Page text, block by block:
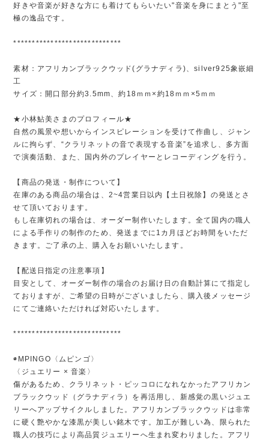
好きや音楽が好きな方にも着けてもらいたい"音楽を身にまとう"至
極の逸品です。
*****************************
素材：アフリカンブラックウッド(グラナディラ)、silver925象嵌細
工
サイズ：開口部分約3.5mm、約18ｍｍ×約18ｍｍ×5ｍｍ
★小林鮎美さまのプロフィール★
自然の風景や想いからインスピレーションを受けて作曲し、ジャン
ルに拘らず、“クラリネットの音で表現する音楽”を追求し、多方面
で演奏活動、また、国内外のプレイヤーとレコーディングを行う。
【商品の発送・制作について】
在庫のある商品の場合は、2~4営業日以内【土日祝除】の発送とさ
せて頂いております。
もし在庫切れの場合は、オーダー制作いたします。全て国内の職人
による手作りの制作のため、発送までに1カ月ほどお時間をいただ
きます。ご了承の上、購入をお願いいたします。
【配送日指定の注意事項】
目安として、オーダー制作の場合のお届け日の自動計算にて指定し
ておりますが、ご希望の日時がございましたら、購入後メッセージ
にてご連絡いただければ対応いたします。
*****************************
◉MPINGO〈ムピンゴ〉
〈ジュエリー × 音楽〉
傷があるため、クラリネット・ピッコロになれなかったアフリカン
ブラックウッド（グラナディラ）を再活用し、新感覚の黒いジュエ
リーへアップサイクルしました。アフリカンブラックウッドは非常
に硬く艶やかな漆黒が美しい銘木です。加工が難しい為、限られた
職人の技巧により高品質ジュエリーへ生まれ変わりました。アフリ